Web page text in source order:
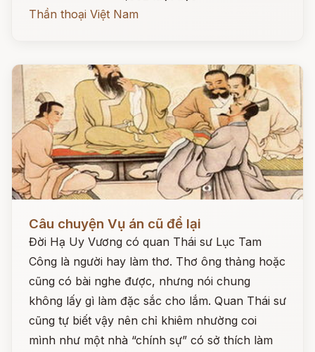
Thần thoại Việt Nam
Câu chuyện Vụ án cũ để lại
Đời Hạ Uy Vương có quan Thái sư Lục Tam
Công là người hay làm thơ. Thơ ông thảng hoặc
cũng có bài nghe được, nhưng nói chung
không lấy gì làm đặc sắc cho lắm. Quan Thái sư
cũng tự biết vậy nên chỉ khiêm nhường coi
mình như một nhà “chính sự” có sở thích làm